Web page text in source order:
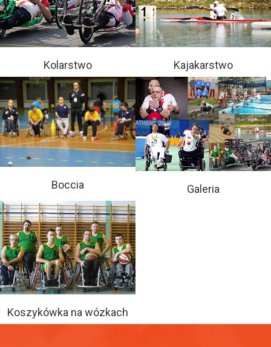
Kolarstwo Kajakarstwo
Boccia Galeria
Koszykówka na wózkach